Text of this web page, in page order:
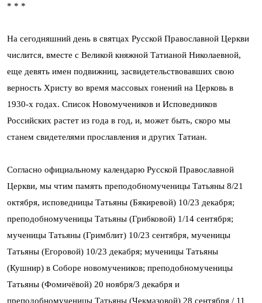
* * *
На сегодняшний день в святцах Русской Православной Церкви
числится, вместе с Великой княжной Татианой Николаевной,
еще девять имен подвижниц, засвидетельствовавших свою
верность Христу во время массовых гонений на Церковь в
1930-х годах. Список Новомучеников и Исповедников
Российских растет из года в год, и, может быть, скоро мы
станем свидетелями прославления и других Татиан.
Согласно официальному календарю Русской Православной
Церкви, мы чтим память преподобномученицы Татьяны 8/21
октября, исповедницы Татьяны (Бякиревой) 10/23 декабря;
преподобномученицы Татьяны (Грибковой) 1/14 сентября;
мученицы Татьяны (Гримблит) 10/23 сентября, мученицы
Татьяны (Егоровой) 10/23 декабря; мученицы Татьяны
(Кушнир) в Соборе новомучеников; преподобномученицы
Татьяны (Фомичёвой) 20 ноября/3 декабря и
преподобномученицы Татьяны (Чекмазовой) 28 сентября / 11